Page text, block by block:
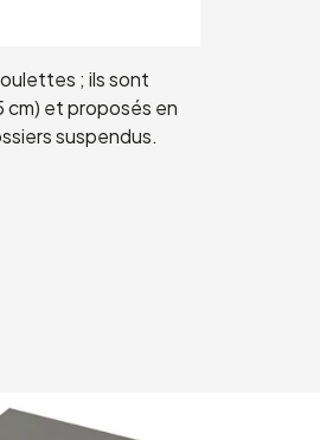
; ils sont
cm) et proposés en
suspendus.